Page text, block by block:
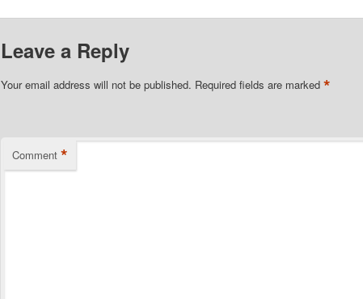
Leave a Reply
Your email address will not be published. Required fields are marked *
Comment *